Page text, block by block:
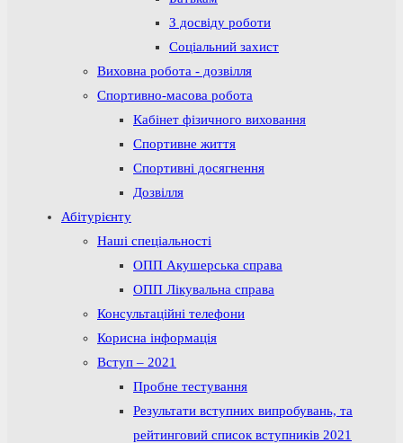
З досвіду роботи
Соціальний захист
Виховна робота - дозвілля
Спортивно-масова робота
Кабінет фізичного виховання
Спортивне життя
Спортивні досягнення
Дозвілля
Абітурієнту
Наші спеціальності
ОПП Акушерська справа
ОПП Лікувальна справа
Консультаційні телефони
Корисна інформація
Вступ – 2021
Пробне тестування
Результати вступних випробувань, та
рейтинговий список вступників 2021